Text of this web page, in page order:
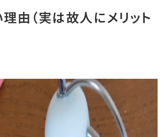
由（実は故人にメリット